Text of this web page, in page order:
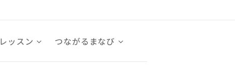
レッスン つながるまなび